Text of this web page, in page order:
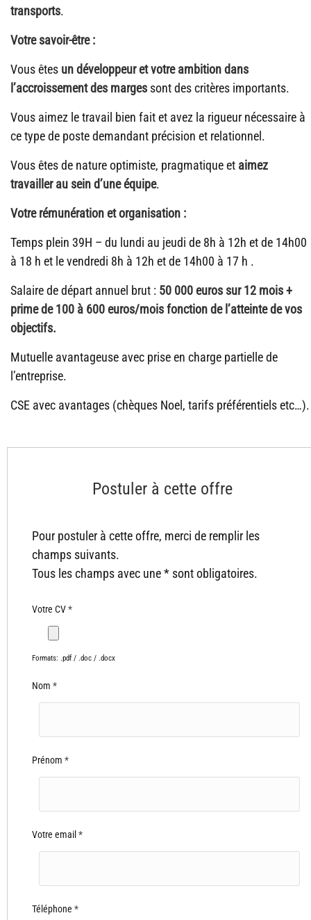
transports.
Votre savoir-être :
Vous êtes un développeur et votre ambition dans
l’accroissement des marges sont des critères importants.
Vous aimez le travail bien fait et avez la rigueur nécessaire à
ce type de poste demandant précision et relationnel.
Vous êtes de nature optimiste, pragmatique et aimez
travailler au sein d’une équipe.
Votre rémunération et organisation :
Temps plein 39H – du lundi au jeudi de 8h à 12h et de 14h00
à 18 h et le vendredi 8h à 12h et de 14h00 à 17 h .
Salaire de départ annuel brut : 50 000 euros sur 12 mois +
prime de 100 à 600 euros/mois fonction de l’atteinte de vos
objectifs.
Mutuelle avantageuse avec prise en charge partielle de
l’entreprise.
CSE avec avantages (chèques Noel, tarifs préférentiels etc…).
Postuler à cette offre
Pour postuler à cette offre, merci de remplir les
champs suivants.
Tous les champs avec une * sont obligatoires.
Votre CV*
Nom *
Prénom *
Votre email *
Téléphone *